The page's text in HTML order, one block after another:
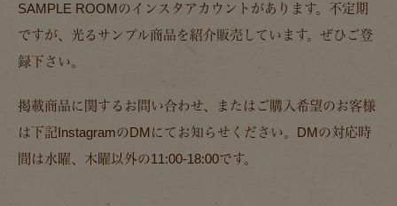
SAMPLE ROOMのインスタアカウントがあります。不定期
ですが、光るサンプル商品を紹介販売しています。ぜひご登
録下さい。
掲載商品に関するお問い合わせ、またはご購入希望のお客様
は下記InstagramのDMにてお知らせください。DMの対応時
間は水曜、木曜以外の11:00-18:00です。